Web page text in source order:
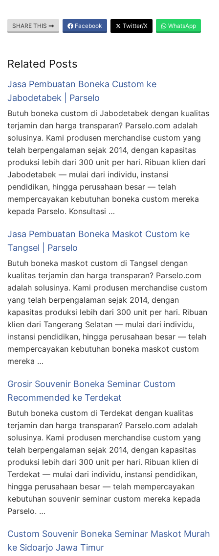
SHARE THIS Facebook Twitter/X WhatsApp
Related Posts
Jasa Pembuatan Boneka Custom ke
Jabodetabek | Parselo
Butuh boneka custom di Jabodetabek dengan kualitas
terjamin dan harga transparan? Parselo.com adalah
solusinya. Kami produsen merchandise custom yang
telah berpengalaman sejak 2014, dengan kapasitas
produksi lebih dari 300 unit per hari. Ribuan klien dari
Jabodetabek — mulai dari individu, instansi
pendidikan, hingga perusahaan besar — telah
mempercayakan kebutuhan boneka custom mereka
kepada Parselo. Konsultasi …
Jasa Pembuatan Boneka Maskot Custom ke
Tangsel | Parselo
Butuh boneka maskot custom di Tangsel dengan
kualitas terjamin dan harga transparan? Parselo.com
adalah solusinya. Kami produsen merchandise custom
yang telah berpengalaman sejak 2014, dengan
kapasitas produksi lebih dari 300 unit per hari. Ribuan
klien dari Tangerang Selatan — mulai dari individu,
instansi pendidikan, hingga perusahaan besar — telah
mempercayakan kebutuhan boneka maskot custom
mereka …
Grosir Souvenir Boneka Seminar Custom
Recommended ke Terdekat
Butuh boneka custom di Terdekat dengan kualitas
terjamin dan harga transparan? Parselo.com adalah
solusinya. Kami produsen merchandise custom yang
telah berpengalaman sejak 2014, dengan kapasitas
produksi lebih dari 300 unit per hari. Ribuan klien di
Terdekat — mulai dari individu, instansi pendidikan,
hingga perusahaan besar — telah mempercayakan
kebutuhan souvenir seminar custom mereka kepada
Parselo. …
Custom Souvenir Boneka Seminar Maskot Murah
ke Sidoarjo Jawa Timur